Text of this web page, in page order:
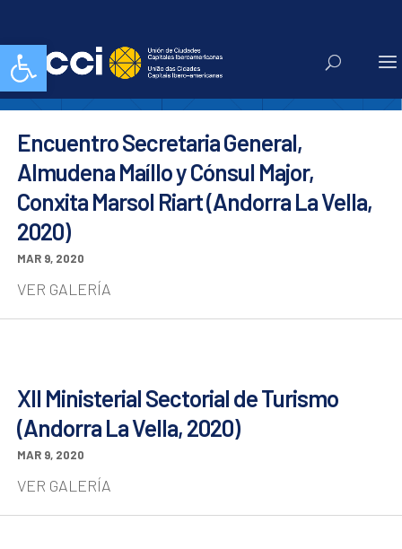
Abrir barra de herramientasUCCI
Encuentro Secretaria General,
Almudena Maíllo y Cónsul Major,
Conxita Marsol Riart (Andorra La Vella,
2020)
MAR 9, 2020
VER GALERÍA
XII Ministerial Sectorial de Turismo
(Andorra La Vella, 2020)
MAR 9, 2020
VER GALERÍA